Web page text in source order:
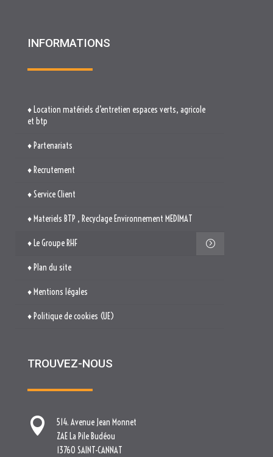
INFORMATIONS
♦ Location matériels d’entretien espaces verts, agricole
et btp
♦ Partenariats
♦ Recrutement
♦ Service Client
♦ Materiels BTP , Recyclage Environnement MEDIMAT
♦ Le Groupe RHF
♦ Plan du site
♦ Mentions légales
♦ Politique de cookies (UE)
TROUVEZ-NOUS

514. Avenue Jean Monnet
ZAE La Pile Budéou
13760 SAINT-CANNAT